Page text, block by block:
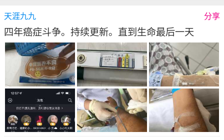
天涯九九 分享
四年癌症斗争。持续更新。直到生命最后一天